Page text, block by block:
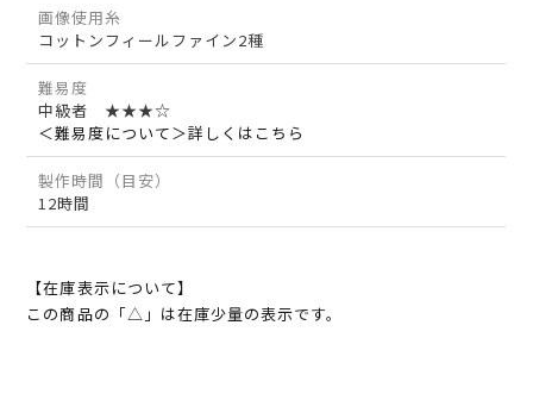
画像使用糸
コットンフィールファイン2種
難易度
中級者 ★★★☆
＜難易度について＞詳しくはこちら
製作時間（目安）
12時間
【在庫表示について】
この商品の「△」は在庫少量の表示です。